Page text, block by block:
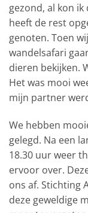
gezond, al kon
heeft de rest
genoten. Toen
wandelsafari
dieren bekijken.
Het was mooi
mijn partner
We hebben
gelegd. Na een
18.30 uur weer
ervoor over.
ons af. Stichting
deze geweldige